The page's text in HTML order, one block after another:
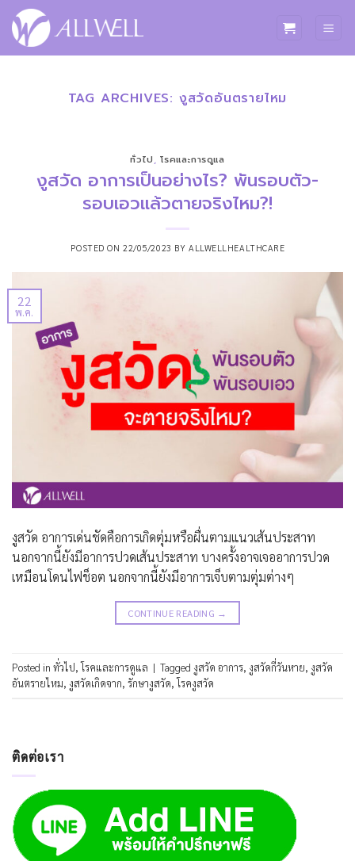
ข้าม
ไป
TAG ARCHIVES: งูสวัดอันตรายไหม
ทั่วไป, โรคและการดูแล
งูสวัด อาการเป็นอย่างไร? พันรอบตัว-
รอบเอวแล้วตายจริงไหม?!
POSTED ON22/05/2023 BY ALLWELLHEALTHCARE
22
พ.ค.
งูสวัด อาการเด่นชัดคือการเกิดตุ่มหรือผื่นตามแนวเส้นประสาท
นอกจากนี้ยังมีอาการปวดเส้นประสาท บางครั้งอาจเจออาการปวด
เหมือนโดนไฟช็อต นอกจากนี้ยังมีอาการเจ็บตามตุ่มต่างๆ
CONTINUE READING →
Posted in ทั่วไป,โรคและการดูแล | Tagged งูสวัด อาการ, งูสวัดกี่วันหาย, งูสวัด
อันตรายไหม, งูสวัดเกิดจาก, รักษางูสวัด,โรคงูสวัด
ติดต่อเรา